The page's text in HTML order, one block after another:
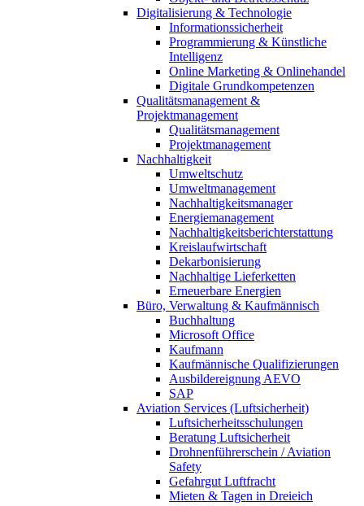
Digitalisierung & Technologie
Informationssicherheit
Programmierung & Künstliche
Intelligenz
Online Marketing & Onlinehandel
Digitale Grundkompetenzen
Qualitätsmanagement &
Projektmanagement
Qualitätsmanagement
Projektmanagement
Nachhaltigkeit
Umweltschutz
Umweltmanagement
Nachhaltigkeitsmanager
Energiemanagement
Nachhaltigkeitsberichterstattung
Kreislaufwirtschaft
Dekarbonisierung
Nachhaltige Lieferketten
Erneuerbare Energien
Büro, Verwaltung & Kaufmännisch
Buchhaltung
Microsoft Office
Kaufmann
Kaufmännische Qualifizierungen
Ausbildereignung AEVO
SAP
Aviation Services (Luftsicherheit)
Luftsicherheitsschulungen
Beratung Luftsicherheit
Drohnenführerschein / Aviation
Safety
Gefahrgut Luftfracht
Mieten & Tagen in Dreieich